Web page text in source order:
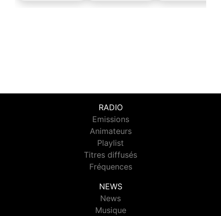
RADIO
Emissions
Animateurs
Playlist
Titres diffusés
Fréquences
NEWS
News
Musique